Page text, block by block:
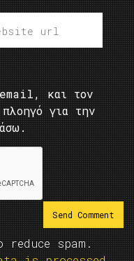
και τον
για την
spam.